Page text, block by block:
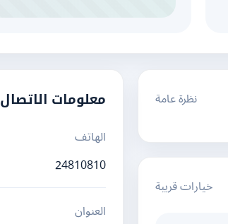
نظرة عامة
خيارات قريبة
معلومات الاتصال
الهاتف
24810810
العنوان